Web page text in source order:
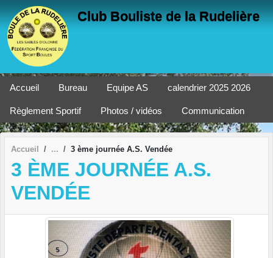
Club Bouliste de la Rudelière
Accueil Bureau Equipe AS calendrier 2025 2026
Règlement Sportif Photos / vidéos Communication
Accueil 3 ème journée A.S. Vendée
3 ÈME JOURNÉE A.S.
VENDÉE
Panneau de gestion des cookies